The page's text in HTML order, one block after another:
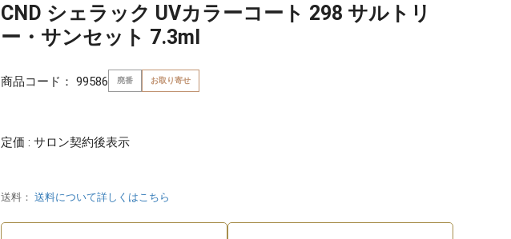
CND シェラック UVカラーコート 298 サルトリ
ー・サンセット 7.3ml
商品コード： 99586 廃番 お取り寄せ
定価 : サロン契約後表示
送料： 送料について詳しくはこちら